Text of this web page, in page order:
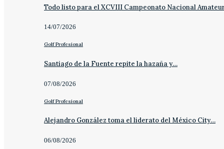
Todo listo para el XCVIII Campeonato Nacional
14/07/2026
Golf Profesional
Santiago de la Fuente repite la hazaña y…
07/08/2026
Golf Profesional
Alejandro González toma el liderato del México City…
06/08/2026